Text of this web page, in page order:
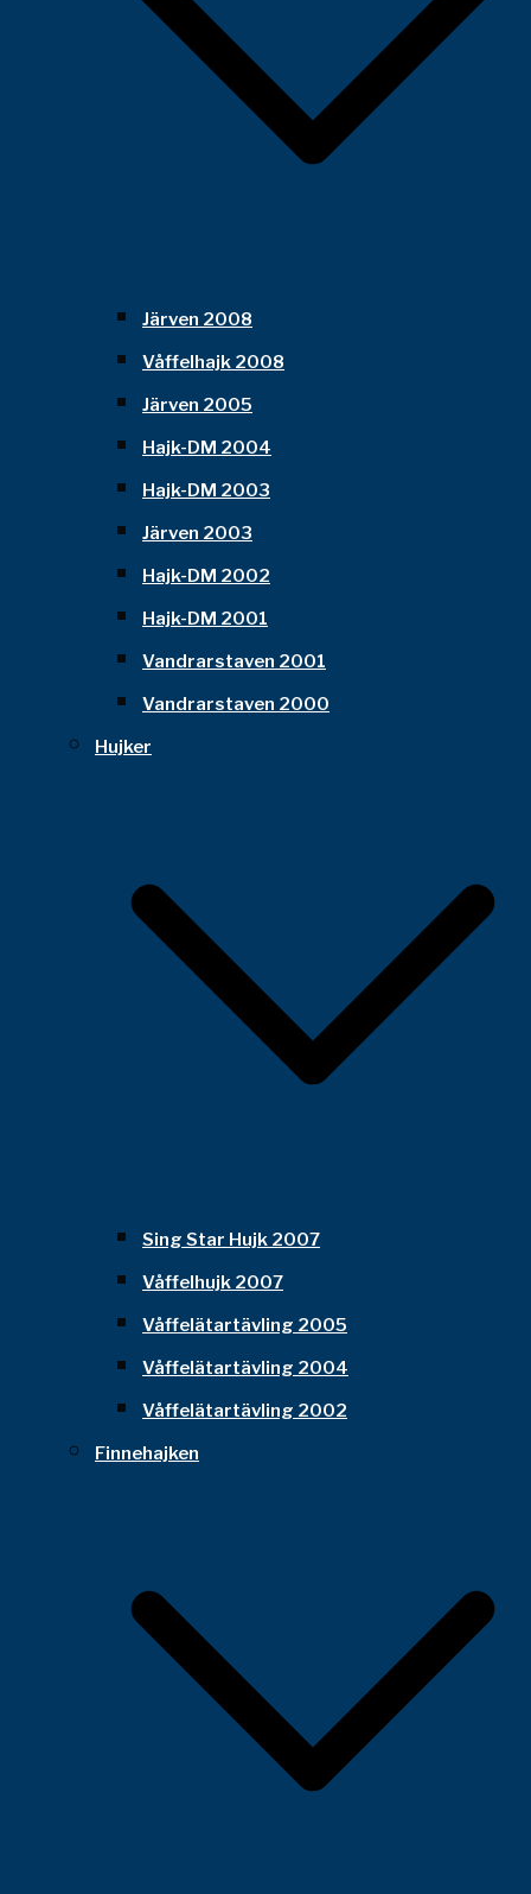
Järven 2008
Våffelhajk 2008
Järven 2005
Hajk-DM 2004
Hajk-DM 2003
Järven 2003
Hajk-DM 2002
Hajk-DM 2001
Vandrarstaven 2001
Vandrarstaven 2000
Hujker
Sing Star Hujk 2007
Våffelhujk 2007
Våffelätartävling 2005
Våffelätartävling 2004
Våffelätartävling 2002
Finnehajken